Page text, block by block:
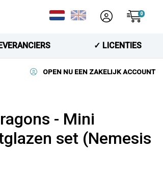
0
✓ LICENTIES
OPEN NU EEN ZAKELIJK ACCOUNT
- Mini
set (Nemesis